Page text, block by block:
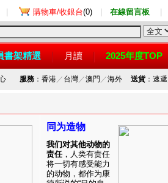
購物車/收銀台(0) 在線留言板
書架精選 月讀 2025年度TOP
服務：香港／ 台灣／澳門 ／海外 送貨：速遞
同为造物
我们对其他动物的
责任，人类有责任
将一切有感受能力
的动物，都作为康